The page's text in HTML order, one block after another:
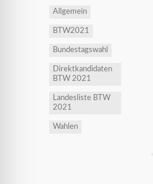
Allgemein
BTW2021
Bundestagswahl
Direktkandidaten
BTW 2021
Landesliste BTW
2021
Wahlen